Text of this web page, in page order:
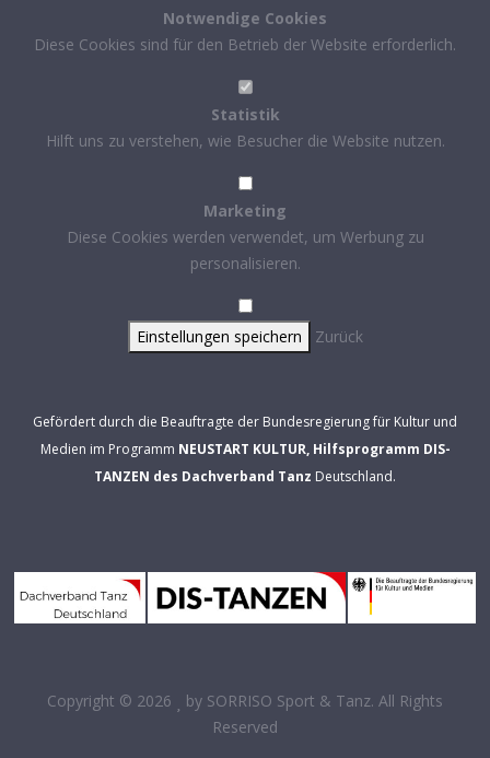
Notwendige Cookies
Diese Cookies sind für den Betrieb der Website erforderlich.
Statistik
Hilft uns zu verstehen, wie Besucher die Website nutzen.
Marketing
Diese Cookies werden verwendet, um Werbung zu
personalisieren.
Einstellungen speichern Zurück
Gefördert durch die Beauftragte der Bundesregierung für Kultur und
Medien im Programm NEUSTART KULTUR, Hilfsprogramm DIS-
TANZEN des Dachverband Tanz Deutschland.
Copyright © 2026 by SORRISO Sport & Tanz. All Rights
Reserved